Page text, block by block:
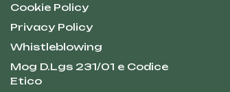
Cookie Policy
Privacy Policy
Whistleblowing
Mog D.Lgs 231/01 e Codice
Etico